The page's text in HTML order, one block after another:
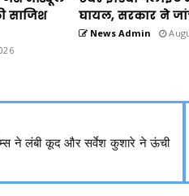
साजिश
घायल, सरकार ने
News Admin
ने लंबी कूद और सर्वेश कुशारे ने ऊंची